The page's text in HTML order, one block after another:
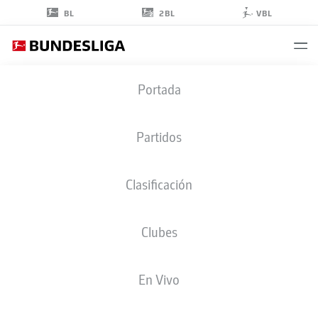
BL 2BL VBL
Portada
Partidos
Clasificación
Clubes
En Vivo